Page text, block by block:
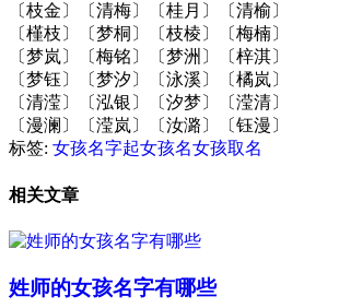
〔枝金〕〔清梅〕〔桂月〕〔清榆〕
〔槿枝〕〔梦桐〕〔枝棱〕〔梅楠〕
〔梦岚〕〔梅铭〕〔梦洲〕〔梓淇〕
〔梦钰〕〔梦汐〕〔泳溪〕〔橘岚〕
〔清滢〕〔泓银〕〔汐梦〕〔滢清〕
〔漫澜〕〔滢岚〕〔汝潞〕〔钰漫〕
标签: 女孩名字起女孩名女孩取名
相关文章
姓师的女孩名字有哪些